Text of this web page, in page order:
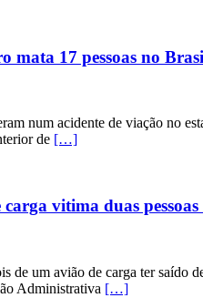
mata 17 pessoas no
num acidente de viação no
de […]
vitima duas
de um avião de carga ter
Administrativa […]